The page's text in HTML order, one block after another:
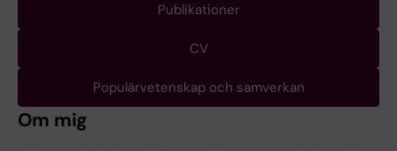
Publikationer
CV
Populärvetenskap och samverkan
Om mig